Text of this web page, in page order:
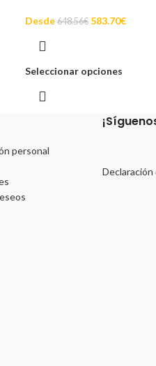
Desde 648.56€ 583.70€
Seleccionar opciones
personal
Declaración